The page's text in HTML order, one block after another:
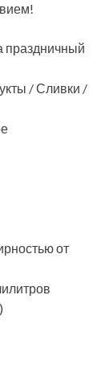
праздничный
/ Сливки /
от